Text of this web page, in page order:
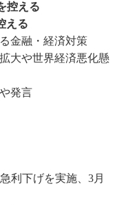
控える
える
金融・経済対策
大や世界経済悪化懸
発言
利下げを実施、3月